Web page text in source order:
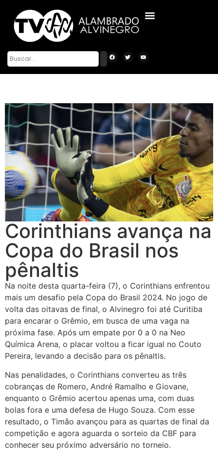
Corinthians avança na
Copa do Brasil nos
pênaltis
Na noite desta quarta-feira (7), o Corinthians enfrentou
mais um desafio pela Copa do Brasil 2024. No jogo de
volta das oitavas de final, o Alvinegro foi até Curitiba
para encarar o Grêmio, em busca de uma vaga na
próxima fase. Após um empate por 0 a 0 na Neo
Química Arena, o placar voltou a ficar igual no Couto
Pereira, levando a decisão para os pênaltis.
Nas penalidades, o Corinthians converteu as três
cobranças de Romero, André Ramalho e Giovane,
enquanto o Grêmio acertou apenas uma, com duas
bolas fora e uma defesa de Hugo Souza. Com esse
resultado, o Timão avançou para as quartas de final da
competição e agora aguarda o sorteio da CBF para
conhecer seu próximo adversário no torneio.